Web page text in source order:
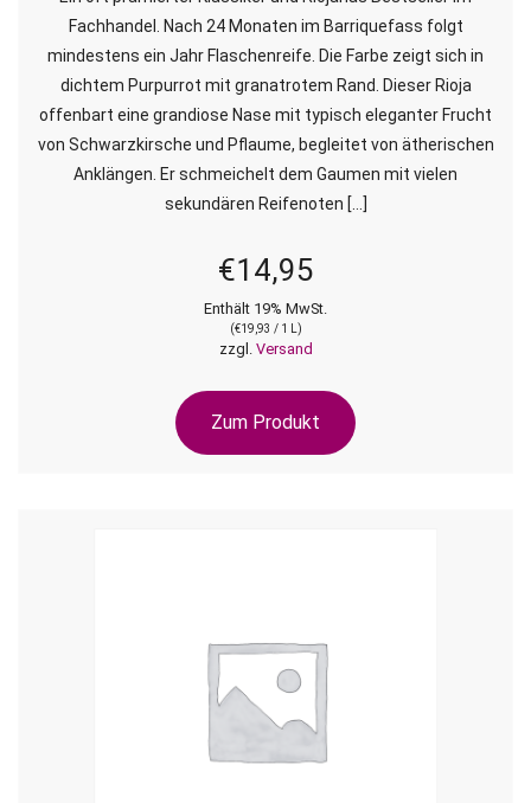
Fachhandel. Nach 24 Monaten im Barriquefass folgt
mindestens ein Jahr Flaschenreife. Die Farbe zeigt sich in
dichtem Purpurrot mit granatrotem Rand. Dieser Rioja
offenbart eine grandiose Nase mit typisch eleganter Frucht
von Schwarzkirsche und Pflaume, begleitet von ätherischen
Anklängen. Er schmeichelt dem Gaumen mit vielen
sekundären Reifenoten […]
€14,95
Enthält 19% MwSt.
(€19,93 / 1 L)
zzgl. Versand
Zum Produkt